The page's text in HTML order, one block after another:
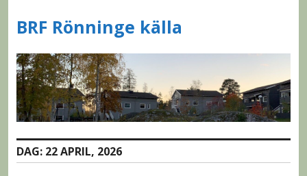
k
p
t
o
c
o
n
t
BRF Rönninge källa
DAG: 22 APRIL, 2026